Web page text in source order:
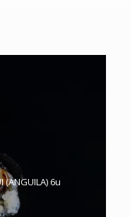
(ANGUILA) 6u